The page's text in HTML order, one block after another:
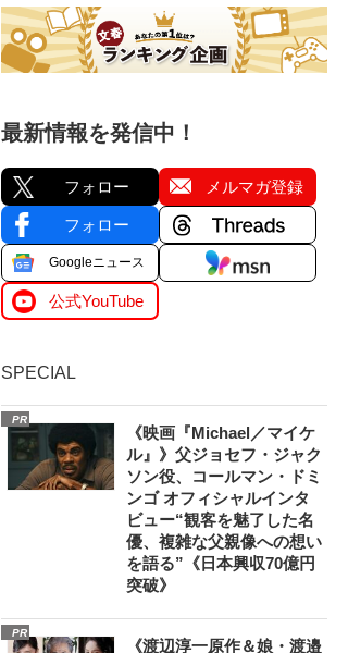
最新情報を発信中！
フォロー メルマガ登録
フォロー
Googleニュース
公式YouTube
SPECIAL
PR
《映画『Michael／マイケ
ル』》父ジョセフ・ジャク
ソン役、コールマン・ドミ
ンゴ オフィシャルインタ
ビュー“観客を魅了した名
優、複雑な父親像への想い
を語る”《日本興収70億円
突破》
PR
《渡辺淳一原作＆娘・渡邉